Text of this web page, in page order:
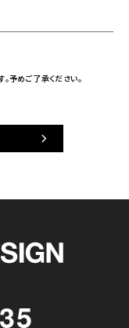
予めご了承ください。